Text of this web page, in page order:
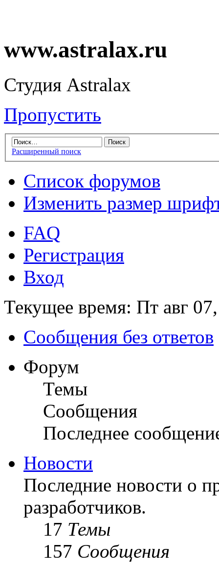
www.astralax.ru
Студия Astralax
Пропустить
Расширенный поиск
Список форумов
Изменить размер
FAQ
Регистрация
Вход
Текущее время: Пт авг
Сообщения без ответов
Форум
Темы
Сообщения
Последнее
Новости
Последние новости о
разработчиков.
17 Темы
157 Сообщения